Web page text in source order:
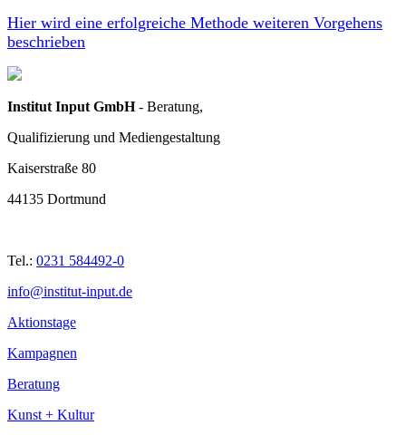
Hier wird eine erfolgreiche Methode weiteren Vorgehens
beschrieben
Institut Input GmbH- Beratung,
Qualifizierung und Mediengestaltung
Kaiserstraße 80
44135 Dortmund
Tel.: 0231 584492-0
info@institut-input.de
Aktionstage
Kampagnen
Beratung
Kunst + Kultur